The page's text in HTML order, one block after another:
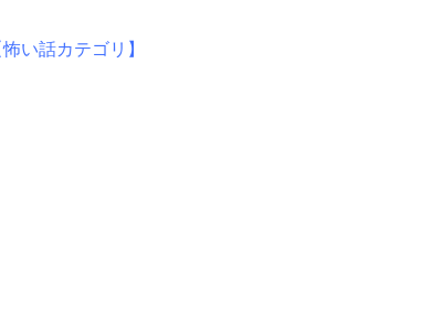
怖い話カテゴリ】